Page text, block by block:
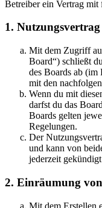
Betreiber ein Vertrag mit
1. Nutzungsvertrag
Mit dem Zugriff
Board“) schließt
des Boards ab (im
mit den
Wenn du mit
darfst du das
Boards gelten
Regelungen.
Der
und kann von
jederzeit
2. Einräumung
Mit dem Erstellen